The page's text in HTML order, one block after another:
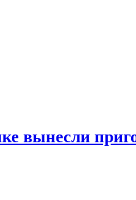
вынесли